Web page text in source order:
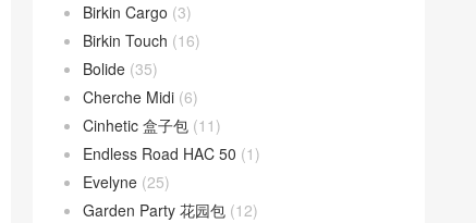
Birkin Cargo (3)
Birkin Touch (16)
Bolide (35)
Cherche Midi (6)
Cinhetic 盒子包 (11)
Endless Road HAC 50 (1)
Evelyne (25)
Garden Party 花园包 (12)